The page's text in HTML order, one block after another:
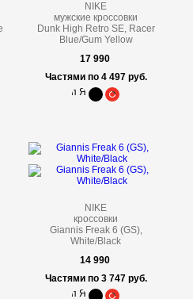
NIKE
мужские кроссовки
Dunk High Retro SE, Racer
Blue/Gum Yellow
17 990
Частями по 4 497 руб.
NIKE
кроссовки
Giannis Freak 6 (GS),
White/Black
14 990
Частями по 3 747 руб.